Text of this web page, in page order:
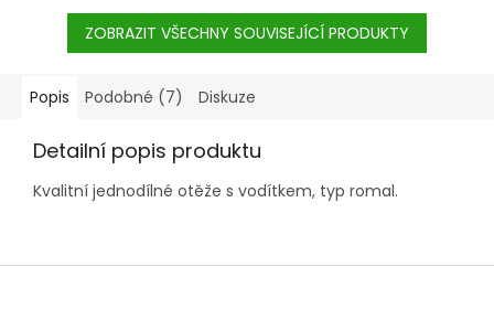
ZOBRAZIT VŠECHNY SOUVISEJÍCÍ PRODUKTY
Popis Podobné (7) Diskuze
Detailní popis produktu
Kvalitní jednodílné otěže s vodítkem, typ romal.
Z